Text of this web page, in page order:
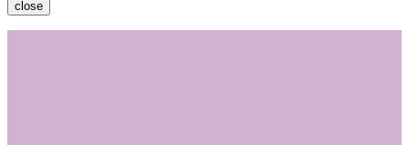
close